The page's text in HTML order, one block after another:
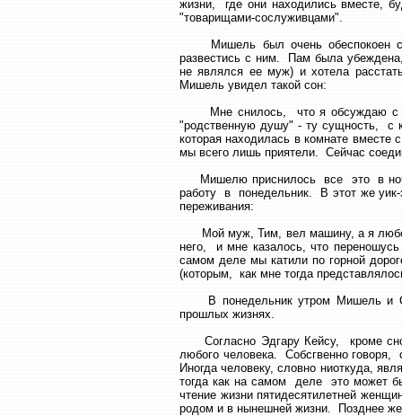
жизни, где они находились вместе,
"товарищами-сослуживцами".
Мишель был очень обеспокоен
развестись с ним. Пам была
не являлся ее муж) и хотела
Мишель увидел такой сон:
Мне снилось, что я обсуждаю с
"родственную душу" - ту сущность,
которая находилась в комнате
мы всего лишь приятели. Сейчас
Мишелю приснилось все это в ночь
работу в понедельник. В этот же
переживания:
Мой муж, Тим, вел машину, а я
него, и мне казалось, что
самом деле мы катили по горной
(которым, как мне тогда
В понедельник утром Мишель и
прошлых жизнях.
Согласно Эдгару Кейсу, кроме
любого человека. Собсгвенно
Иногда человеку, словно ниоткуда,
тогда как на самом деле это может
чтение жизни пятидесятилетней
родом и в нынешней жизни. Позднее